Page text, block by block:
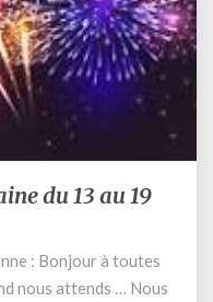
du 13 au 19
: Bonjour à toutes
nous attends … Nous